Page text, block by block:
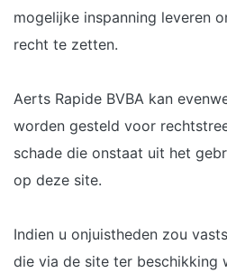
mogelijke inspanning leveren
recht te zetten.
Aerts Rapide BVBA kan
worden gesteld voor
schade die onstaat uit het
op deze site.
Indien u onjuistheden zou
die via de site ter beschikking